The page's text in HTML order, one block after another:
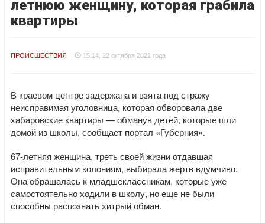
летнюю женщину, которая грабила
квартиры
ПРОИСШЕСТВИЯ 15:14, 22 октября 2021 года
В краевом центре задержана и взята под стражу
неисправимая уголовница, которая обворовала две
хабаровские квартиры — обманув детей, которые шли
домой из школы, сообщает портал «Губерния».
67-летняя женщина, треть своей жизни отдавшая
исправительным колониям, выбирала жертв вдумчиво.
Она обращалась к младшеклассникам, которые уже
самостоятельно ходили в школу, но еще не были
способны распознать хитрый обман.